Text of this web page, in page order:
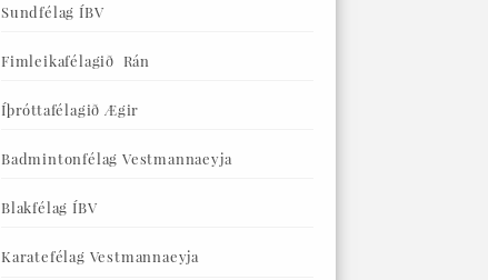
Sundfélag ÍBV
Fimleikafélagið Rán
Íþróttafélagið Ægir
Badmintonfélag Vestmannaeyja
Blakfélag ÍBV
Karatefélag Vestmannaeyja